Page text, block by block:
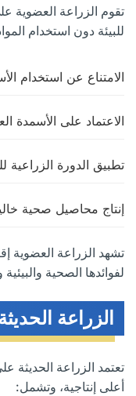
تقوم الزراعة العضوية
للبيئة دون استخدام
الامتناع عن استخدام
الاعتماد على الأسمدة
تطبيق الدورة
إنتاج محاصيل صحية
تشهد الزراعة العضوية
لفوائدها الصحية والبيئية
الزراعة
تعتمد الزراعة الحديثة
أعلى إنتاجية، وتشمل: